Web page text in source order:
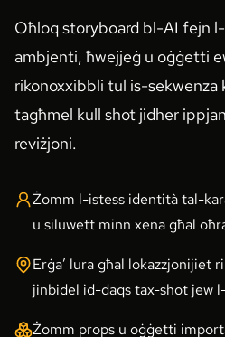
Oħloq storyboard bl-AI fejn
ambjenti, ħwejjeġ u oġġetti
rikonoxxibbli tul is-
tagħmel kull shot jidher
reviżjoni.
Żomm l-istess identità tal-
u siluwett minn xena għal
Erġa’ lura għal lokazzjonijiet
jinbidel id-daqs tax-shot jew
Żomm props u oġġetti